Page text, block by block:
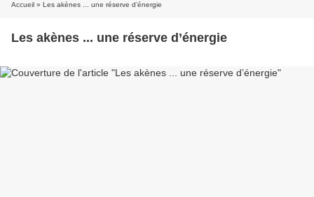
Accueil » Les akènes ... une réserve d’énergie
Les akènes ... une réserve d’énergie